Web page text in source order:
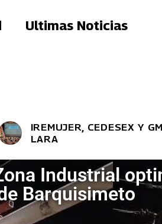
Ultimas Noticias
IREMUJER, CEDESEX Y
LARA
Industrial
Barquisimeto